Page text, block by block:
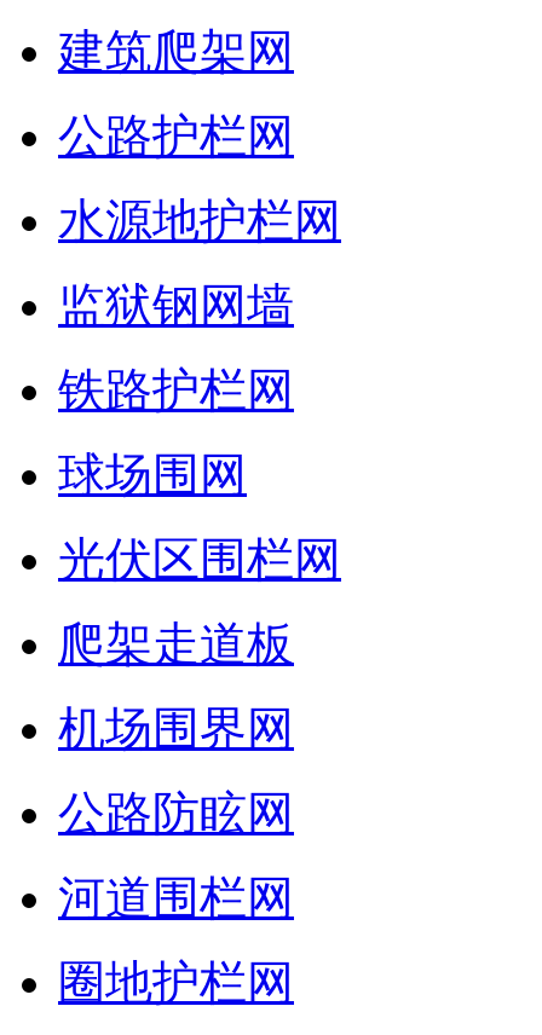
建筑爬架网
公路护栏网
水源地护栏网
监狱钢网墙
铁路护栏网
球场围网
光伏区围栏网
爬架走道板
机场围界网
公路防眩网
河道围栏网
圈地护栏网